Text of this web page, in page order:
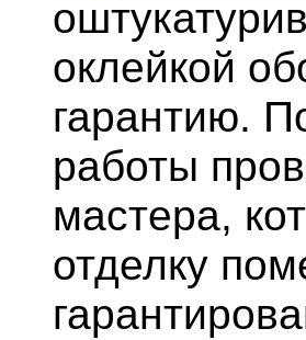
оклейкой
гарантию.
работы
мастера,
отделку